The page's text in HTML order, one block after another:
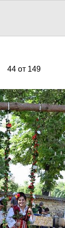
44 от 149